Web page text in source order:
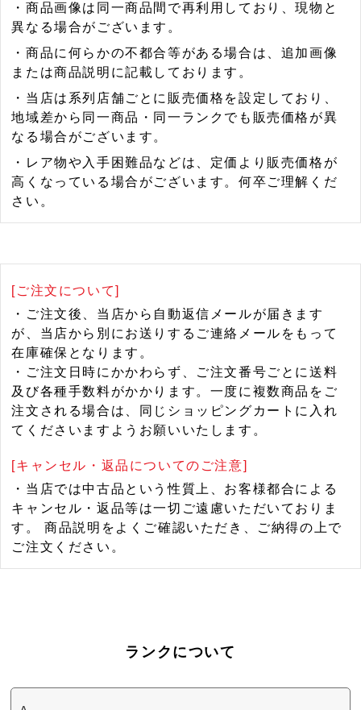
・商品画像は同一商品間で再利用しており、現物と
異なる場合がございます。
・商品に何らかの不都合等がある場合は、追加画像
または商品説明に記載しております。
・当店は系列店舗ごとに販売価格を設定しており、
地域差から同一商品・同一ランクでも販売価格が異
なる場合がございます。
・レア物や入手困難品などは、定価より販売価格が
高くなっている場合がございます。何卒ご理解くだ
さい。
[ご注文について]
・ご注文後、当店から自動返信メールが届きます
が、当店から別にお送りするご連絡メールをもって
在庫確保となります。
・ご注文日時にかかわらず、ご注文番号ごとに送料
及び各種手数料がかかります。一度に複数商品をご
注文される場合は、同じショッピングカートに入れ
てくださいますようお願いいたします。
[キャンセル・返品についてのご注意]
・当店では中古品という性質上、お客様都合による
キャンセル・返品等は一切ご遠慮いただいておりま
す。 商品説明をよくご確認いただき、ご納得の上で
ご注文ください。
ランクについて